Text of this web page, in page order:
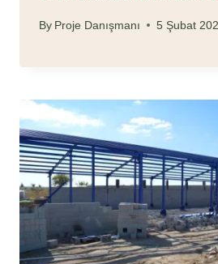
By Proje Danışmanı 5 Şubat